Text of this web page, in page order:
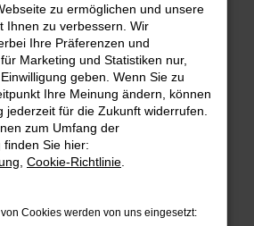
ERROR
Fehler aufgetreten.
Tipps, die dir helfen können:
Firewall und deine
zum Beispiel deine
zu ermöglichen und unsere
Ihnen zu verbessern. Wir
Ihre Präferenzen und
Marketing und Statistiken nur,
geben. Wenn Sie zu
Ihre Meinung ändern, können
jederzeit für die Zukunft widerrufen.
zum Umfang der
Sie hier:
Cookie-Richtlinie
Cookies werden von uns eingesetzt: